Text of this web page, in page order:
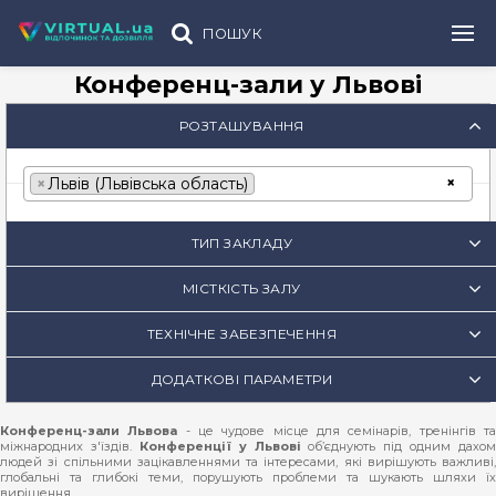
ПОШУК
Конференц-зали у Львові
РОЗТАШУВАННЯ
×
×Львів (Львівська область)
ТИП ЗАКЛАДУ
МІСТКІСТЬ ЗАЛУ
ТЕХНІЧНЕ ЗАБЕЗПЕЧЕННЯ
ДОДАТКОВІ ПАРАМЕТРИ
Конференц-зали Львова - це чудове місце для семінарів, тренінгів та
міжнародних з'їздів. Конференції у Львові об’єднують під одним дахом
людей зі спільними зацікавленнями та інтересами, які вирішують важливі,
глобальні та глибокі теми, порушують проблеми та шукають шляхи їх
вирішення.